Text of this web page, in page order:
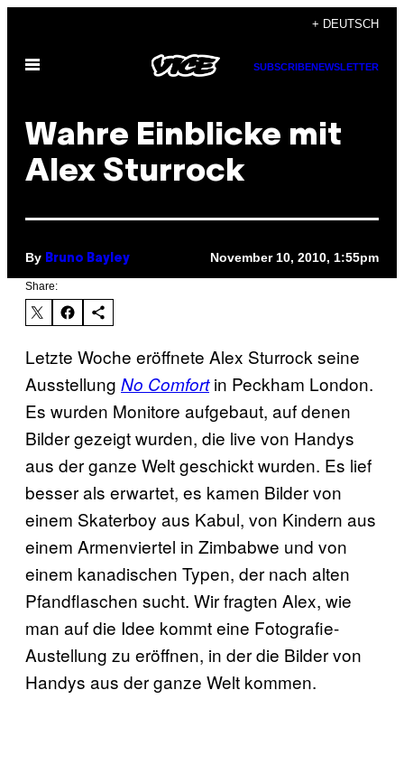
content
+ DEUTSCH
Open
SUBSCRIBENEWSLETTER
Wahre Einblicke mit
Alex Sturrock
By Bruno Bayley November 10, 2010, 1:55pm
Share:
Letzte Woche eröffnete Alex Sturrock seine
Ausstellung No Comfortin Peckham London.
Es wurden Monitore aufgebaut, auf denen
Bilder gezeigt wurden, die live von Handys
aus der ganze Welt geschickt wurden. Es lief
besser als erwartet, es kamen Bilder von
einem Skaterboy aus Kabul, von Kindern aus
einem Armenviertel in Zimbabwe und von
einem kanadischen Typen, der nach alten
Pfandflaschen sucht. Wir fragten Alex, wie
man auf die Idee kommt eine Fotografie-
Austellung zu eröffnen, in der die Bilder von
Handys aus der ganze Welt kommen.